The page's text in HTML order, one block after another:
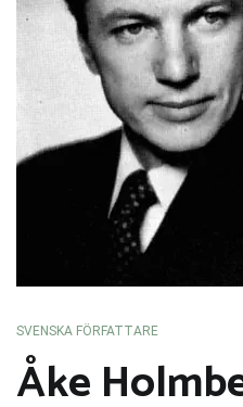
SVENSKA FÖRFATTARE
Åke